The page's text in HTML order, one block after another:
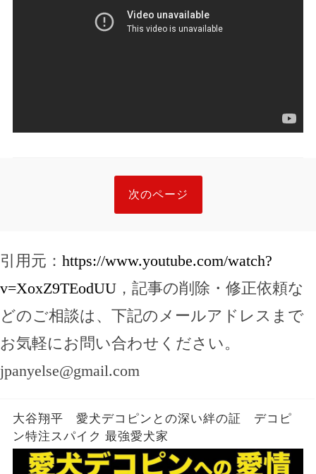
次のページ
引用元： https://www.youtube.com/watch?
v=XoxZ9TEodUU ，記事の削除・修正依頼な
どのご相談は、下記のメールアドレスまで
お気軽にお問い合わせください。
jpanyelse@gmail.com
大谷翔平 愛犬デコピンとの深い絆の証 デコピ
ン特注スパイク 最強愛犬家